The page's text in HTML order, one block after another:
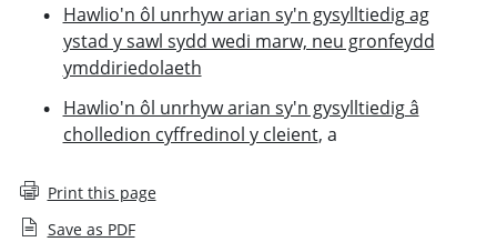
Hawlio'n ôl unrhyw arian sy'n gysylltiedig ag
ystad y sawl sydd wedi marw, neu gronfeydd
ymddiriedolaeth
Hawlio'n ôl unrhyw arian sy'n gysylltiedig â
cholledion cyffredinol y cleient, a
Print this page
Save as PDF